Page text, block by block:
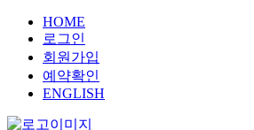
HOME
로그인
회원가입
예약확인
ENGLISH